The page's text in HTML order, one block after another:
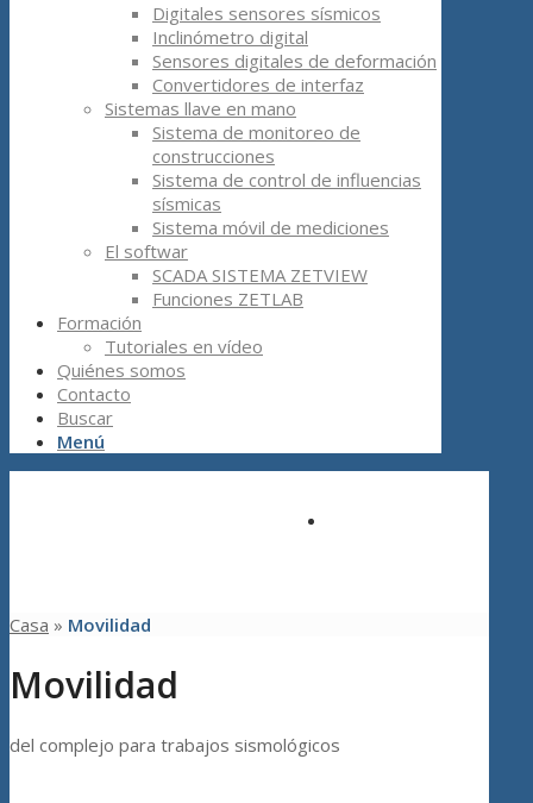
Digitales sensores sísmicos
Inclinómetro digital
Sensores digitales de deformación
Convertidores de interfaz
Sistemas llave en mano
Sistema de monitoreo de
construcciones
Sistema de control de influencias
sísmicas
Sistema móvil de mediciones
El softwar
SCADA SISTEMA ZETVIEW
Funciones ZETLAB
Formación
Tutoriales en vídeo
Quiénes somos
Contacto
Buscar
Menú
Casa » Movilidad
Movilidad
del complejo para trabajos sismológicos